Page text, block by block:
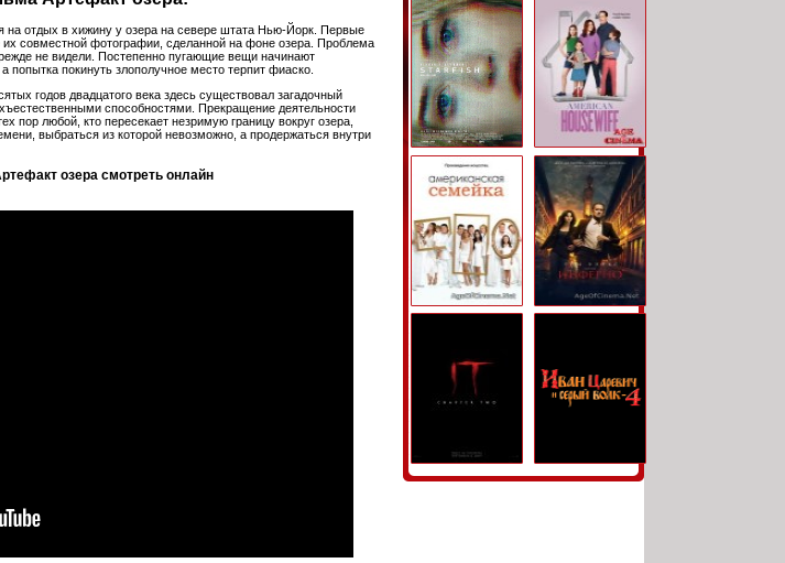
на отдых в хижину у озера на севере штата Нью-Йорк. Первые
совместной фотографии, сделанной на фоне озера. Проблема
не видели. Постепенно пугающие вещи начинают
покинуть злополучное место терпит фиаско.
годов двадцатого века здесь существовал загадочный
способностями. Прекращение деятельности
пор любой, кто пересекает незримую границу вокруг озера,
выбраться из которой невозможно, а продержаться внутри
озера смотреть онлайн